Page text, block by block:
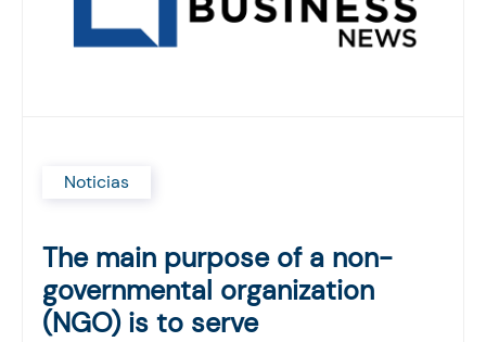
Noticias
The main purpose of a non-
governmental organization
(NGO) is to serve